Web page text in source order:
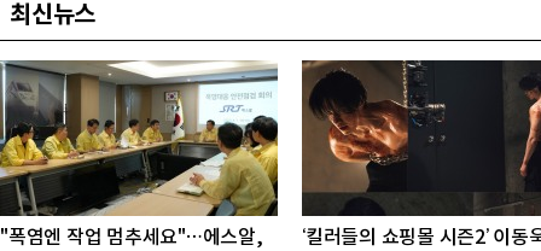
최신뉴스
"폭염엔 작업 멈추세요"…에스알,
‘킬러들의 쇼핑몰 시즌2’ 이동